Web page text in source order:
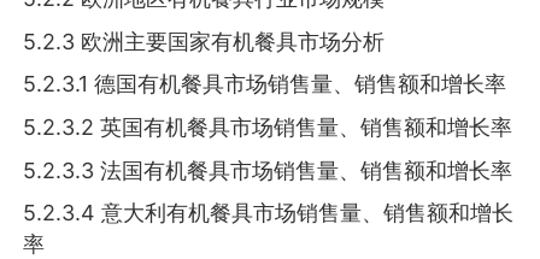
5.2.3 欧洲主要国家有机餐具市场分析
5.2.3.1 德国有机餐具市场销售量、销售额和增长率
5.2.3.2 英国有机餐具市场销售量、销售额和增长率
5.2.3.3 法国有机餐具市场销售量、销售额和增长率
5.2.3.4 意大利有机餐具市场销售量、销售额和增长
率